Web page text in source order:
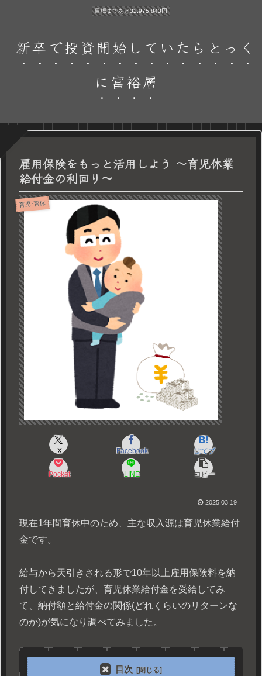
目標まであと32,975,843円
新卒で投資開始していたらとっく
に富裕層
雇用保険をもっと活用しよう ～育児休業
給付金の利回り～
育児･育休
X Facebook はてブ
Pocket LINE コピー
2025.03.19
現在1年間育休中のため、主な収入源は育児休業給付
金です。
給与から天引きされる形で10年以上雇用保険料を納
付してきましたが、育児休業給付金を受給してみ
て、納付額と給付金の関係(どれくらいのリターンな
のか)が気になり調べてみました。
目次